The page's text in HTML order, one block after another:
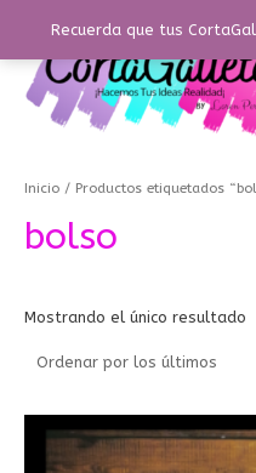
Recuerda que tus
contenido
Inicio / Productos etiquetados
bolso
Mostrando el único resultado